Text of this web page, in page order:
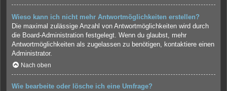
Wieso kann ich nicht mehr Antwortmöglichkeiten erstellen?
Die maximal zulässige Anzahl von Antwortmöglichkeiten wird durch
die Board-Administration festgelegt. Wenn du glaubst, mehr
Antwortmöglichkeiten als zugelassen zu benötigen, kontaktiere einen
Administrator.
Nach oben
Wie bearbeite oder lösche ich eine Umfrage?